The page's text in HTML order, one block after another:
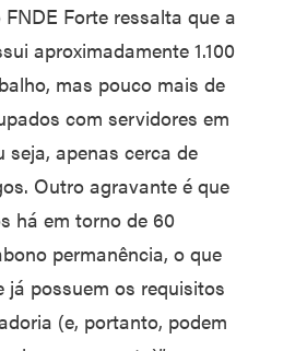
Forte ressalta que a
aproximadamente 1.100
mas pouco mais de
com servidores em
seja, apenas cerca de
Outro agravante é que
há em torno de 60
permanência, o que
já possuem os requisitos
(e, portanto, podem